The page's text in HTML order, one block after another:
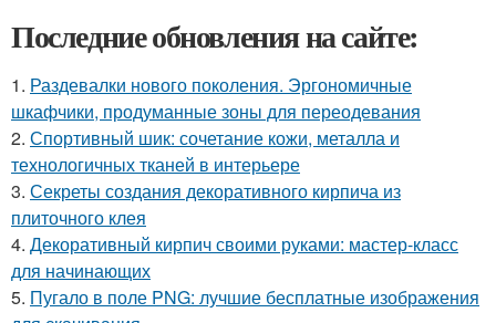
Последние обновления на сайте:
1. Раздевалки нового поколения. Эргономичные
шкафчики, продуманные зоны для переодевания
2. Спортивный шик: сочетание кожи, металла и
технологичных тканей в интерьере
3. Секреты создания декоративного кирпича из
плиточного клея
4. Декоративный кирпич своими руками: мастер-класс
для начинающих
5. Пугало в поле PNG: лучшие бесплатные изображения